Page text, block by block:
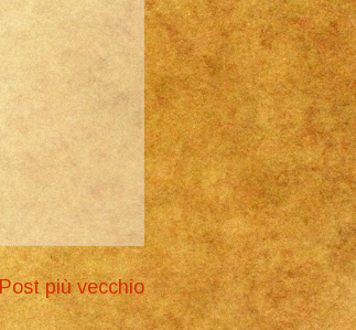
Post più vecchio